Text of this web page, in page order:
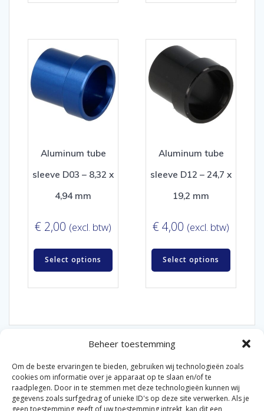
Beheer toestemming
Om de beste ervaringen te bieden, gebruiken wij technologieën zoals
cookies om informatie over je apparaat op te slaan en/of te
raadplegen. Door in te stemmen met deze technologieën kunnen wij
gegevens zoals surfgedrag of unieke ID's op deze site verwerken. Als je
geen toestemming geeft of uw toestemming intrekt, kan dit een
Aluminum tube
sleeve D03 – 8,32 x
4,94 mm
€ 2,00 (excl. btw)
Select options
Aluminum tube
sleeve D12 – 24,7 x
19,2 mm
€ 4,00 (excl. btw)
Select options
© 2026 Van der Bel Las en Radiateurenbedrijf.